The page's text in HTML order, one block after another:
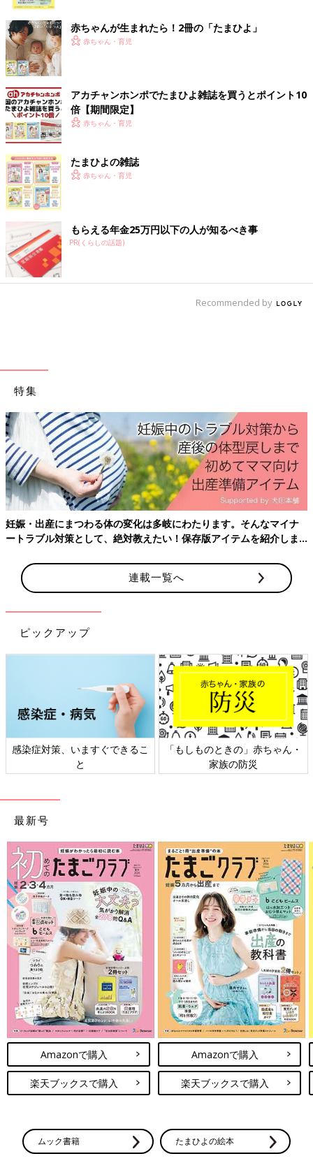
しましたが…
３年間同じクラスだったお友だちとは別のクラスになって
しまったものの、同じ幼稚園出身の子も多く、隣の席は幼稚園年
長さんで同じクラスだったお友だちなので、ほっと一安心。
緊張すると地蔵になってしまう次女ですが、入学式で先生に名前
を呼ばれたとき「はい」と、保護者席にいても聞こえるくらいの
すごい。成長したなぁ…。
ん、いかない」と泣いていた次女。
小学校という新しい環境も慣れるまで時間がかかると覚悟してい
たのですが…。
ようちえん、いかない！【幼稚園はじま
りました！後編】[10年ぶりに出産しま
した#163]
こんにちは、マォです！高校生の長女、中学生
の長男、そして10年ぶりに妊娠・出産した末っ
子次女は、あっという間に幼稚園児に！シング
ルマザー生活を楽しみながら、年の差きょうだ
いを育ててま～す♪
意外にも、「しょうがっこう、たのしみ～♪」なんて言っている
じゃありませんか！
えー！ いや、嬉しいことなんですけど、まさかそんなセリフを
聞けるとは！
でもまぁ初登校の朝はやっぱり緊張しているのか、お友だちと合
流してもお互い一言もしゃべらず、あれ？初対面だっけ？くらい
登校初日は私もそわそわしちゃって、下校の２時間くらい前から
時計ばっかりチラチラ。
赤ちゃんが生まれたら！2冊の「たまひよ」
赤ちゃん・育児
アカチャンホンポでたまひよ雑誌を買うとポイント10
倍【期間限定】
赤ちゃん・育児
たまひよの雑誌
赤ちゃん・育児
もらえる年金25万円以下の人が知るべき事
PR(くらしの話題)
Recommended by
特集
妊娠・出産にまつわる体の変化は多岐にわたります。そんなマイナ
ートラブル対策として、絶対教えたい！保存版アイテムを紹介しま
連載一覧へ
ピックアップ
感染症対策、いますぐできるこ
と
「もしものときの」赤ちゃん・
家族の防災
最新号
Amazonで購入
楽天ブックスで購入
Amazonで購入
楽天ブックスで購入
ムック書籍 たまひよの絵本